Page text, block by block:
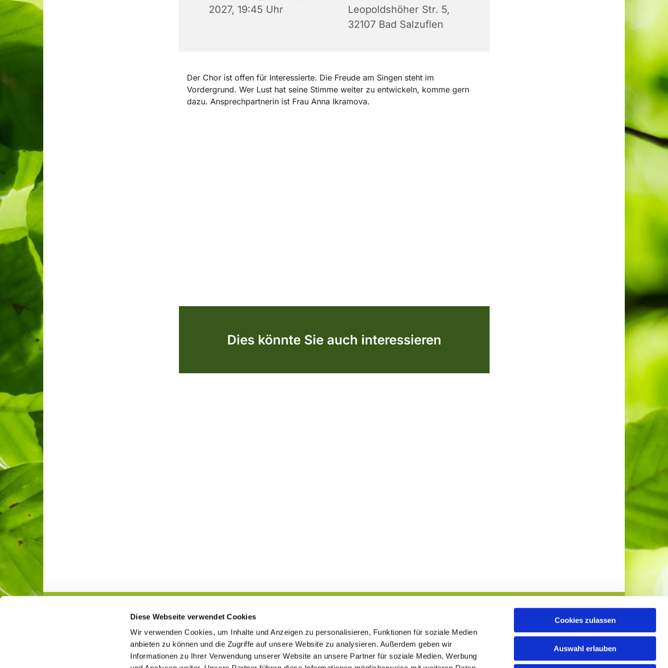
Diese Webseite verwendet Cookies
Wir verwenden Cookies, um Inhalte und Anzeigen zu personalisieren, Funktionen für soziale Medien
anbieten zu können und die Zugriffe auf unsere Website zu analysieren. Außerdem geben wir
Informationen zu Ihrer Verwendung unserer Website an unsere Partner für soziale Medien, Werbung
Cookies zulassen
Auswahl erlauben
2027, 19:45 Uhr
Leopoldshöher Str. 5,
32107 Bad Salzuflen
Der Chor ist offen für Interessierte. Die Freude am Singen steht im
Vordergrund. Wer Lust hat seine Stimme weiter zu entwickeln, komme gern
dazu. Ansprechpartnerin ist Frau Anna Ikramova.
Dies könnte Sie auch interessieren
Jugend Blog